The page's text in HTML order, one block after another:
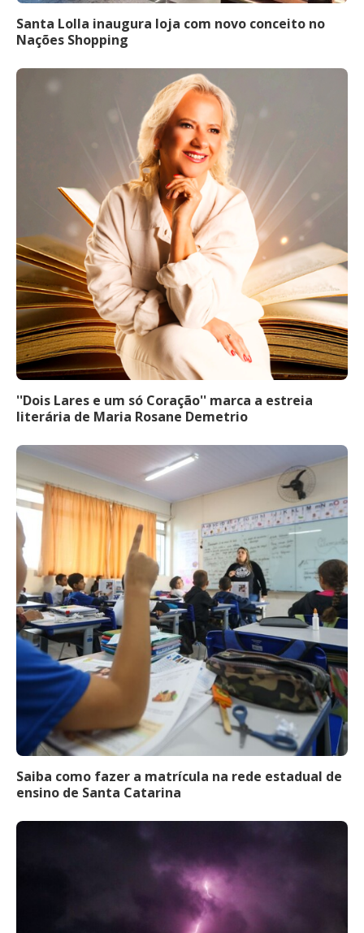
Santa Lolla inaugura loja com novo conceito no
Nações Shopping
''Dois Lares e um só Coração'' marca a estreia
literária de Maria Rosane Demetrio
Saiba como fazer a matrícula na rede estadual de
ensino de Santa Catarina